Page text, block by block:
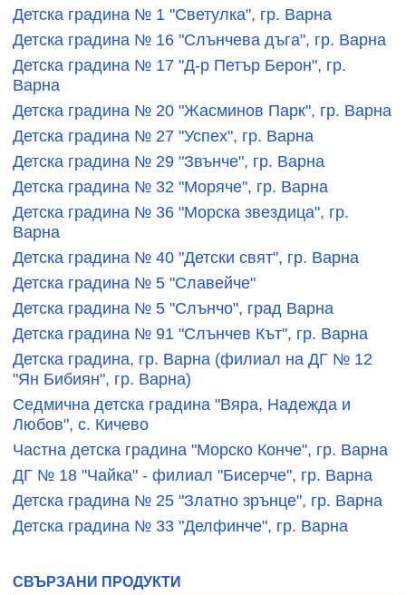
Детска градина № 1 "Светулка", гр. Варна
Детска градина № 16 "Слънчева дъга", гр. Варна
Детска градина № 17 "Д-р Петър Берон", гр.
Варна
Детска градина № 20 "Жасминов Парк", гр. Варна
Детска градина № 27 "Успех", гр. Варна
Детска градина № 29 "Звънче", гр. Варна
Детска градина № 32 "Моряче", гр. Варна
Детска градина № 36 "Морска звездица", гр.
Варна
Детска градина № 40 "Детски свят", гр. Варна
Детска градина № 5 "Славейче"
Детска градина № 5 "Слънчо", град Варна
Детска градина № 91 "Слънчев Кът", гр. Варна
Детска градина, гр. Варна (филиал на ДГ № 12
"Ян Бибиян", гр. Варна)
Седмична детска градина "Вяра, Надежда и
Любов", с. Кичево
Частна детска градина "Морско Конче", гр. Варна
ДГ № 18 "Чайка" - филиал "Бисерче", гр. Варна
Детска градина № 25 "Златно зрънце", гр. Варна
Детска градина № 33 "Делфинче", гр. Варна
СВЪРЗАНИ ПРОДУКТИ